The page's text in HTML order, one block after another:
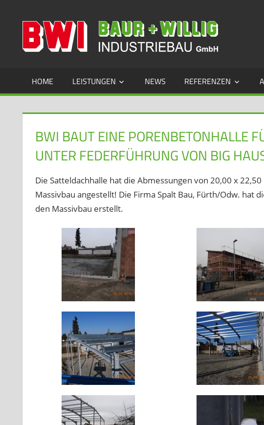
springen
&
Industriebau
HOME LEISTUNGEN NEWS REFERENZEN
BWI BAUT EINE PORENBETONHALLE
UNTER FEDERFÜHRUNG VON BIG
Die Satteldachhalle hat die Abmessungen von 20,00 x
Massivbau angestellt! Die Firma Spalt Bau, Fürth/Odw. hat
den Massivbau erstellt.